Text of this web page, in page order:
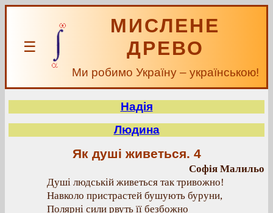
☰
МИСЛЕНЕ
ДРЕВО
Ми робимо Україну – українською!
Надія
Людина
Як душі живеться. 4
Софія Малильо
Душі людській живеться так тривожно!
Навколо пристрастей бушують буруни,
Полярні сили рвуть її безбожно